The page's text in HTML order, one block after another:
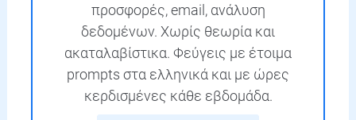
προσφορές, email, ανάλυση
δεδομένων. Χωρίς θεωρία και
ακαταλαβίστικα. Φεύγεις με έτοιμα
prompts στα ελληνικά και με ώρες
κερδισμένες κάθε εβδομάδα.